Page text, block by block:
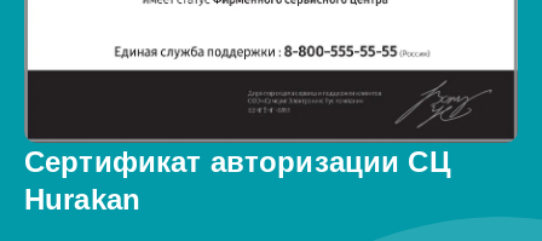
Сертификат авторизации СЦ
Hurakan